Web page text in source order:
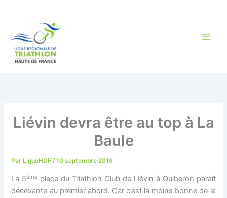
Liévin devra être au top à La
Baule
ParLigueHDF /10 septembre 2019
La 5ème place du Triathlon Club de Liévin à Quiberon paraît
décevante au premier abord. Car c’est la moins bonne de la